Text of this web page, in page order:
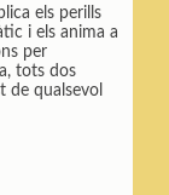
els perills
i els anima a
per
tots dos
de qualsevol